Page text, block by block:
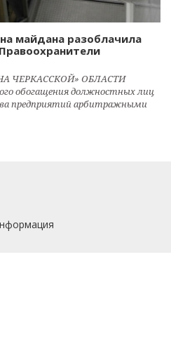
майдана разоблачила
ЧЕРКАССКОЙ» ОБЛАСТИ
обогащения должностных лиц
предприятий арбитражными